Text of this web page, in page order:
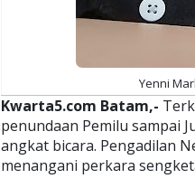
Yenni
Kwarta5.com Batam,-
penundaan Pemilu sampai
angkat bicara. Pengadilan
menangani perkara